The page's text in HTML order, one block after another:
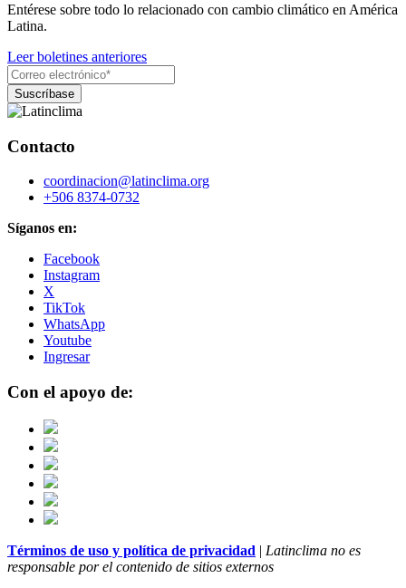
Entérese sobre todo lo relacionado con cambio climático en América
Latina.
Leer boletines anteriores
Contacto
coordinacion@latinclima.org
+506 8374-0732
Síganos en:
Facebook
Instagram
X
TikTok
WhatsApp
Youtube
Ingresar
Con el apoyo de:
Términos de uso y política de privacidad | Latinclima no es
responsable por el contenido de sitios externos